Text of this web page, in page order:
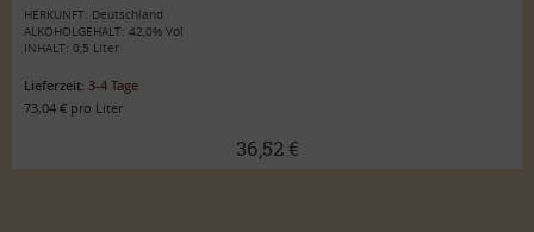
HERKUNFT: Deutschland
ALKOHOLGEHALT: 42,0% Vol
INHALT: 0,5 Liter
Lieferzeit: 3-4 Tage
73,04 € pro Liter
36,52 €